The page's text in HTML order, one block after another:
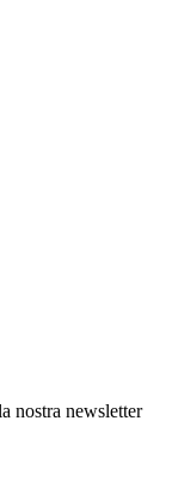
nostra newsletter